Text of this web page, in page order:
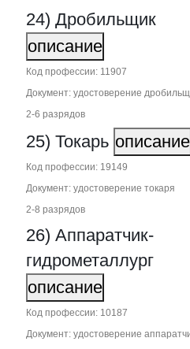
24) Дробильщик
описание
Код профессии: 11907
Документ: удостоверение
2‑6 разрядов
25) Токарь описание
Код профессии: 19149
Документ: удостоверение токаря
2‑8 разрядов
26) Аппаратчик-
гидрометаллург
описание
Код профессии: 10187
Документ: удостоверение